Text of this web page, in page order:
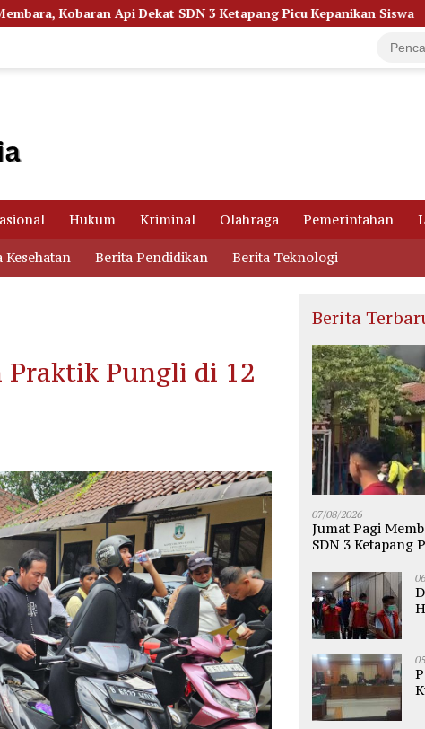
3 Ketapang Picu Kepanikan Siswa Dugaan Korupsi
Hukum Kriminal Olahraga Pemerintahan
Kesehatan Berita Pendidikan Berita Teknologi
Pungli di 12
Berita
07/08/2026
Jumat Pagi
SDN 3 Ketapang